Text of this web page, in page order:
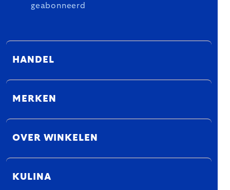
geabonneerd
HANDEL
MERKEN
OVER WINKELEN
KULINA